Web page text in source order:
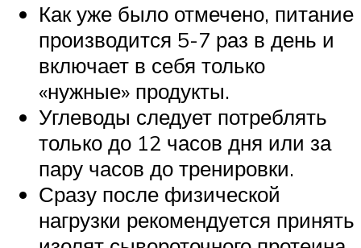
Как уже было отмечено, питание
производится 5-7 раз в день и
включает в себя только
«нужные» продукты.
Углеводы следует потреблять
только до 12 часов дня или за
пару часов до тренировки.
Сразу после физической
нагрузки рекомендуется принять